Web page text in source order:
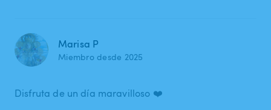
Marisa P
Miembro desde 2025
Disfruta de un día maravilloso ❤️